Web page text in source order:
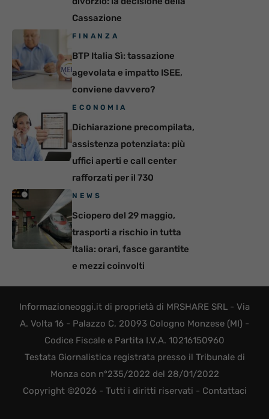
Cassazione
FINANZA
BTP Italia Sì: tassazione
agevolata e impatto ISEE,
conviene davvero?
ECONOMIA
Dichiarazione precompilata,
assistenza potenziata: più
uffici aperti e call center
rafforzati per il 730
NEWS
Sciopero del 29 maggio,
trasporti a rischio in tutta
Italia: orari, fasce garantite
e mezzi coinvolti
Informazioneoggi.it di proprietà di MRSHARE SRL - Via
A. Volta 16 - Palazzo C, 20093 Cologno Monzese (MI) -
Codice Fiscale e Partita I.V.A. 10216150960
Testata Giornalistica registrata presso il Tribunale di
Monza con n°235/2022 del 28/01/2022
Copyright ©2026 - Tutti i diritti riservati - Contattaci